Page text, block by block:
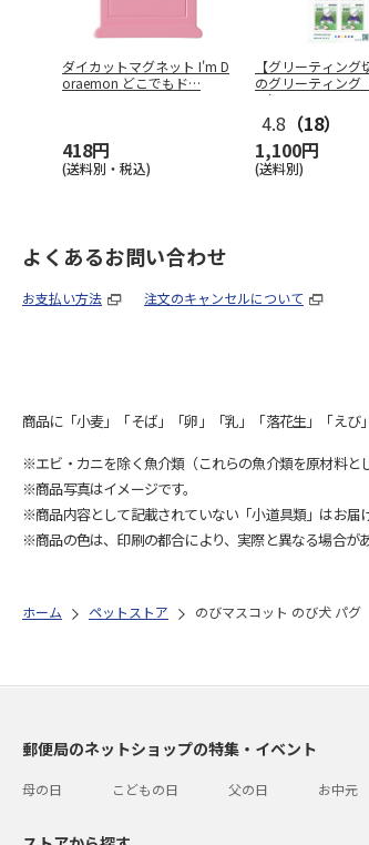
ダイカットマグネット I'm D
oraemon どこでもド…
418円
(送料別・税込)
【グリーティング
のグリーティング
円）
4.8 （18）
1,100円
(送料別)
よくあるお問い合わせ
お支払い方法 注文のキャンセルについて
商品に「小麦」「そば」「卵」「乳」「落花生」「えび
※エビ・カニを除く魚介類（これらの魚介類を原材料と
※商品写真はイメージです。
※商品内容として記載されていない「小道具類」はお届
※商品の色は、印刷の都合により、実際と異なる場合があ
ホーム ペットストア のびマスコット のび犬 パグ
郵便局のネットショップの特集・イベント
母の日 こどもの日 父の日 お中元